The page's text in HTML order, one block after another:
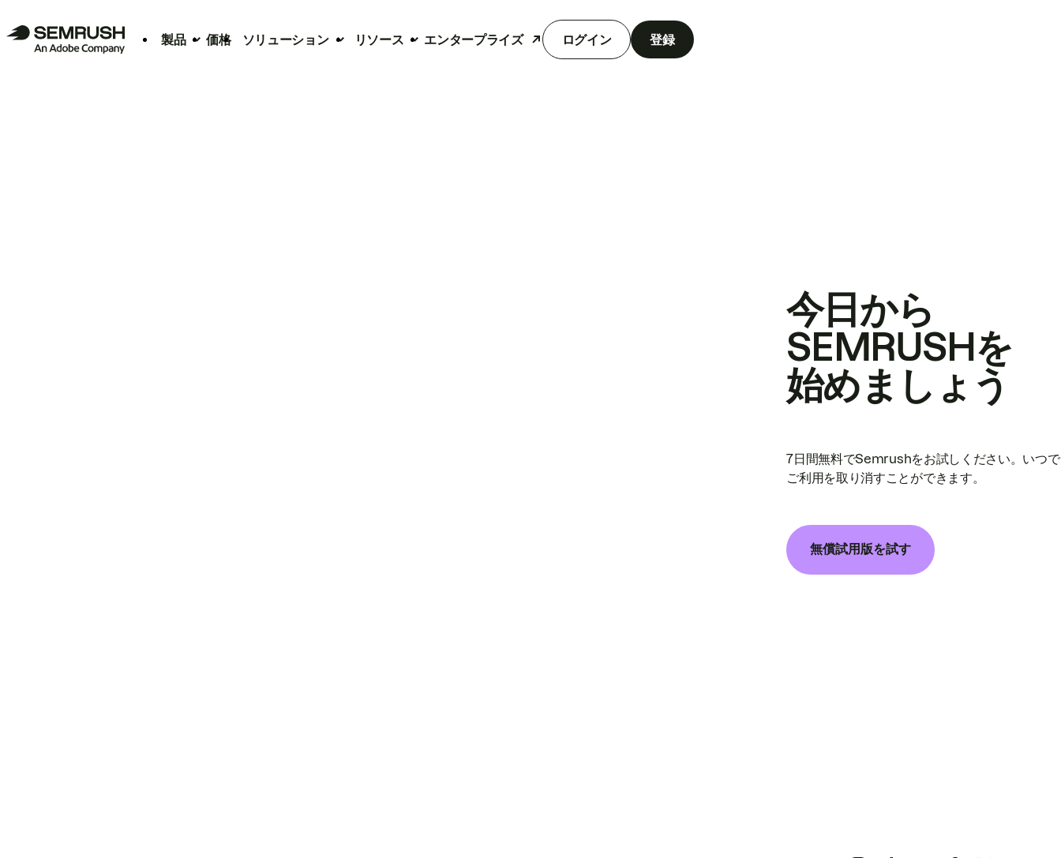
製品 価格 ソリューション リソース エンタープライズ ログイン 登録
今日から
SEMRUSHを
始めましょう
7日間無料でSemrushをお試しください。いつ
ご利用を取り消すことができます。
無償試用版を試す